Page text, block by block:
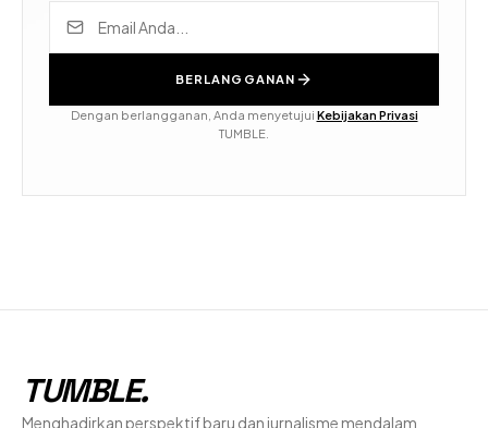
BERLANGGANAN
Dengan berlangganan, Anda menyetujui Kebijakan Privasi
TUMBLE.
TUMBLE.
Menghadirkan perspektif baru dan jurnalisme mendalam